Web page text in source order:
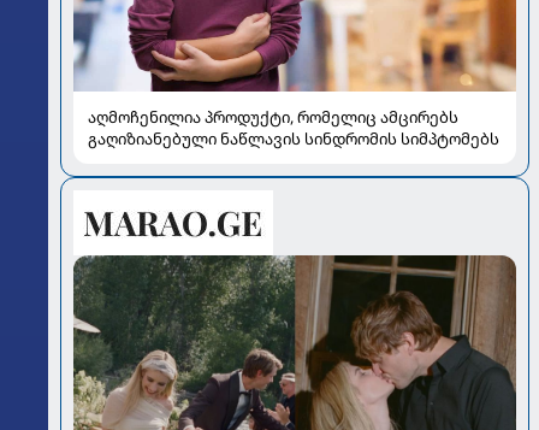
აღმოჩენილია პროდუქტი, რომელიც ამცირებს
გაღიზიანებული ნაწლავის სინდრომის სიმპტომებს